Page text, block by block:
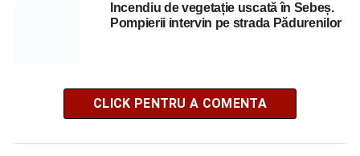
Incendiu de vegetație uscată în Sebeș.
Pompierii intervin pe strada Pădurenilor
CLICK PENTRU A COMENTA